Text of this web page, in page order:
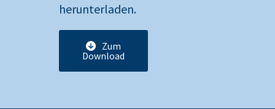
herunterladen.
Zum
Download